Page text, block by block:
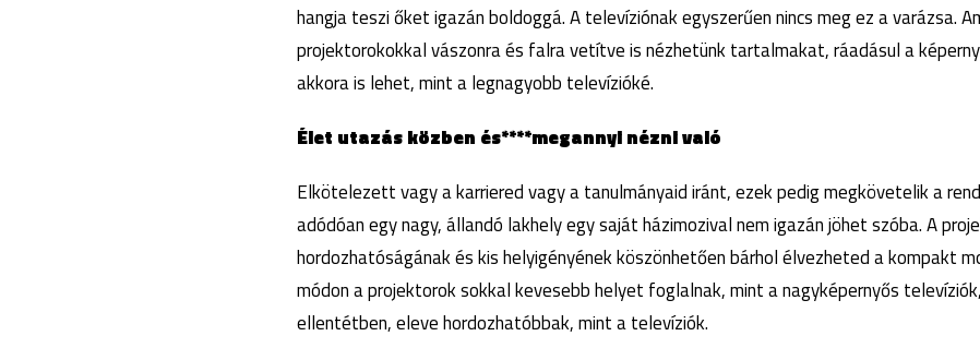
hangja teszi őket igazán boldoggá. A televíziónak egyszerűen nincs meg ez a varázsa.
projektorokokkal vászonra és falra vetítve is nézhetünk tartalmakat, ráadásul a
akkora is lehet, mint a legnagyobb televízióké.
Élet utazás közben és****megannyi nézni való
Elkötelezett vagy a karriered vagy a tanulmányaid iránt, ezek pedig megkövetelik a
adódóan egy nagy, állandó lakhely egy saját házimozival nem igazán jöhet szóba. A
hordozhatóságának és kis helyigényének köszönhetően bárhol élvezheted a kompakt
módon a projektorok sokkal kevesebb helyet foglalnak, mint a nagyképernyős
ellentétben, eleve hordozhatóbbak, mint a televíziók.